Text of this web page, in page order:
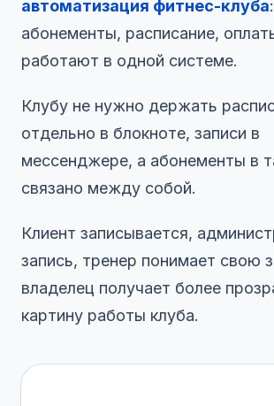
автоматизация фитнес-клуба
абонементы, расписание,
работают в одной системе.
Клубу не нужно держать
отдельно в блокноте, записи в
мессенджере, а абонементы в
связано между собой.
Клиент записывается,
запись, тренер понимает свою
владелец получает более
картину работы клуба.